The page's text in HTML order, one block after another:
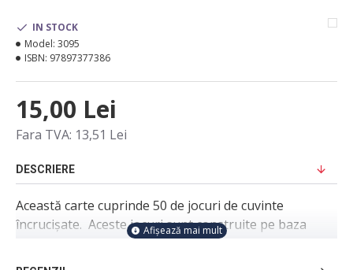
15,00 Lei
Fara TVA: 13,51 Lei
IN STOCK
Model: 3095
ISBN: 97897377386
DESCRIERE
Această carte cuprinde 50 de jocuri de cuvinte
încrucişate. Aceste jocuri sunt construite pe baza
textelor biblice din Noul Testament.